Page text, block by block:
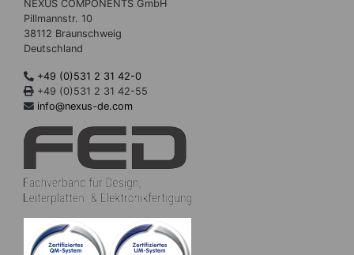
NEXUS COMPONENTS GmbH
Pillmannstr. 10
38112 Braunschweig
Deutschland
+49 (0)531 2 31 42-0
+49 (0)531 2 31 42-55
info@nexus-de.com